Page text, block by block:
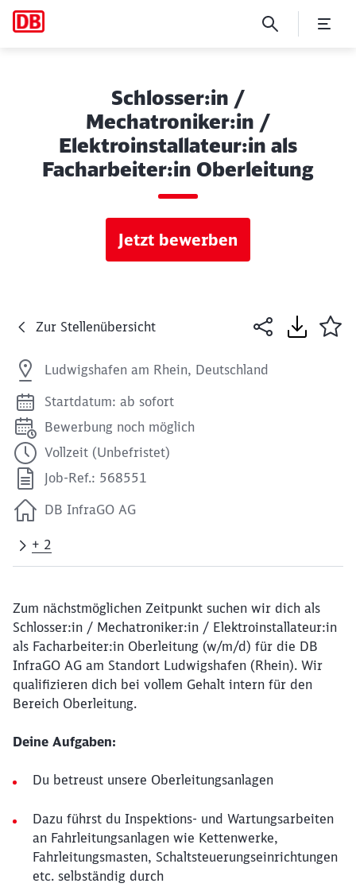
Schlosser:in /
Mechatroniker:in /
Elektroinstallateur:in als
Facharbeiter:in Oberleitung
Jetzt bewerben
Zur Stellenübersicht
Ludwigshafen am Rhein, Deutschland
Startdatum: ab sofort
Bewerbung noch möglich
Vollzeit (Unbefristet)
Job-Ref.: 568551
DB InfraGO AG
+ 2
Zum nächstmöglichen Zeitpunkt suchen wir dich als
Schlosser:in / Mechatroniker:in / Elektroinstallateur:in
als Facharbeiter:in Oberleitung (w/m/d) für die DB
InfraGO AG am Standort Ludwigshafen (Rhein). Wir
qualifizieren dich bei vollem Gehalt intern für den
Bereich Oberleitung.
Deine Aufgaben:
Du betreust unsere Oberleitungsanlagen
Dazu führst du Inspektions- und Wartungsarbeiten
an Fahrleitungsanlagen wie Kettenwerke,
Fahrleitungsmasten, Schaltsteuerungseinrichtungen
etc. selbständig durch